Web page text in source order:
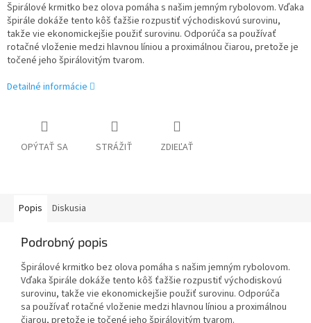
Špirálové krmitko bez olova pomáha s našim jemným rybolovom. Vďaka
špirále dokáže tento kôš ťažšie rozpustiť východiskovú surovinu,
takže vie ekonomickejšie použiť surovinu. Odporúča sa používať
rotačné vloženie medzi hlavnou líniou a proximálnou čiarou, pretože je
točené jeho špirálovitým tvarom.
Detailné informácie
OPÝTAŤ SA STRÁŽIŤ ZDIEĽAŤ
Popis Diskusia
Podrobný popis
Špirálové krmitko bez olova pomáha s našim jemným rybolovom.
Vďaka špirále dokáže tento kôš ťažšie rozpustiť východiskovú
surovinu, takže vie ekonomickejšie použiť surovinu. Odporúča
sa používať rotačné vloženie medzi hlavnou líniou a proximálnou